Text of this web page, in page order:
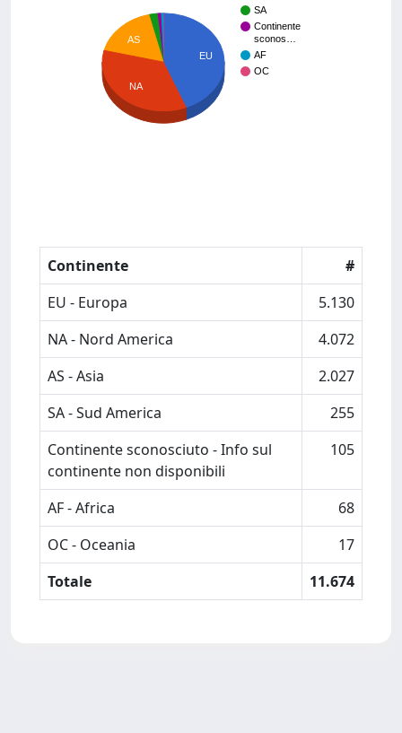
SA
Continente
sconos…
AF
OC
EU
AS
NA
Continente
#
EU - Europa
5.130
NA - Nord America
4.072
AS - Asia
2.027
SA - Sud America
255
Continente sconosciuto - Info sul
continente non disponibili
105
AF - Africa
68
OC - Oceania
17
Totale
11.674